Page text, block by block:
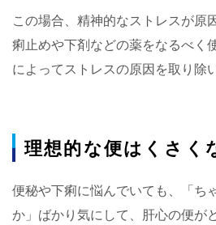
この場合、精神的なストレスが原
痢止めや下剤などの薬をなるべく
によってストレスの原因を取り除
理想的な便はくさく
便秘や下痢に悩んでいても、「ち
か」ばかり気にして、肝心の便が